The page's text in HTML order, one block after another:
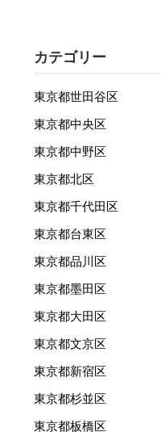
カテゴリー
東京都世田谷区
東京都中央区
東京都中野区
東京都北区
東京都千代田区
東京都台東区
東京都品川区
東京都墨田区
東京都大田区
東京都文京区
東京都新宿区
東京都杉並区
東京都板橋区